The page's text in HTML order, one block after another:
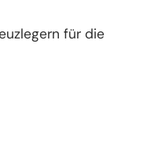
für die